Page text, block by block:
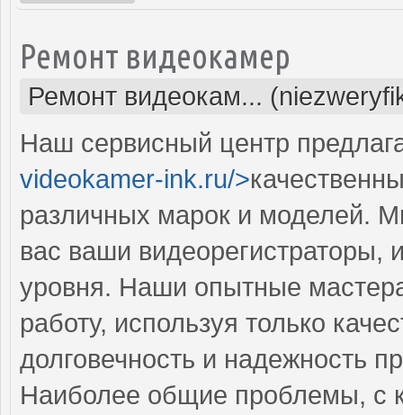
Ремонт видеокамер
Ремонт видеокам...
Наш сервисный центр
videokamer-ink.ru/>
различных марок и моделей.
вас ваши видеорегистраторы,
уровня. Наши опытные
работу, используя только
долговечность и надежность
Наиболее общие проблемы, с